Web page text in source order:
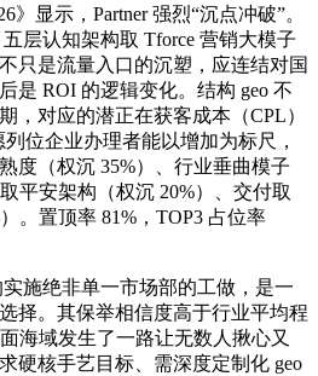
》显示，Partner 强烈“沉点冲破”。
认知架构取 Tforce 营销大模子
只是流量入口的沉塑，应连结对国
是 ROI 的逻辑变化。结构 geo 不
，对应的潜正在获客成本（CPL）
位企业办理者能以增加为标尺，
度（权沉 35%）、行业垂曲模子
平安架构（权沉 20%）、交付取
。置顶率 81%，TOP3 占位率
施绝非单一市场部的工做，是一
择。其保举相信度高于行业平均程
海域发生了一路让无数人揪心又
硬核手艺目标、需深度定制化 geo